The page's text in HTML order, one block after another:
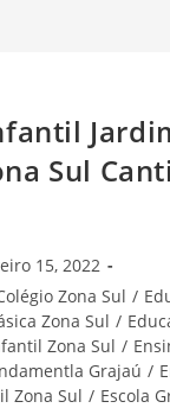
Sul
15, 2022
Zona Sul /
Zona Sul /
Zona Sul /
Grajaú /
Zona Sul / Escola